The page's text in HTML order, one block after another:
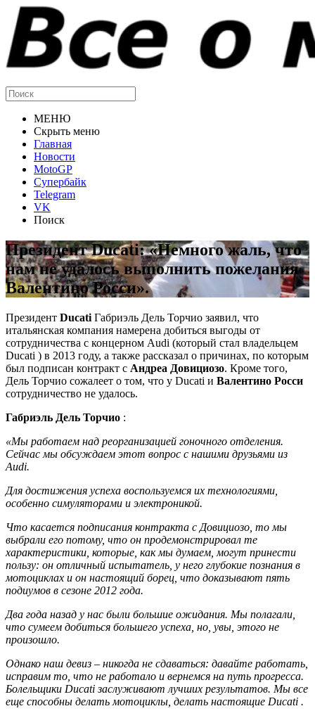
МЕНЮ
Скрыть меню
Главная
Новости
MotoGP
Супербайк
Telegram
VK
Поиск
Президент Ducati: «Немного жаль, что
нам не удалось выполнить пожелания
Валентино Росси».
Президент Ducati Габриэль Дель Торчио заявил, что
итальянская компания намерена добиться выгоды от
сотрудничества с концерном Audi (который стал владельцем
Ducati ) в 2013 году, а также рассказал о причинах, по которым
был подписан контракт с Андреа Довициозо. Кроме того,
Дель Торчио сожалеет о том, что у Ducati и Валентино Росси
сотрудничество не удалось.
Габриэль Дель Торчио :
«Мы работаем над реорганизацией гоночного отделения.
Сейчас мы обсуждаем этот вопрос с нашими друзьями из
Audi.
Для достижения успеха воспользуемся их технологиями,
особенно симуляторами и электроникой.
Что касается подписания контракта с Довициозо, то мы
выбрали его потому, что он продемонстрировал те
характеристики, которые, как мы думаем, могут принести
пользу: он отличный испытатель, у него глубокие познания в
мотоциклах и он настоящий борец, что доказывают пять
подиумов в сезоне 2012 года.
Два года назад у нас были большие ожидания. Мы полагали,
что сумеем добиться большего успеха, но, увы, этого не
произошло.
Однако наш девиз – никогда не сдаваться: давайте работать,
исправим то, что не работало и вернемся на путь прогресса.
Болельщики Ducati заслуживают лучших результатов. Мы все
еще способны делать мотоциклы, делать настоящие Ducati .